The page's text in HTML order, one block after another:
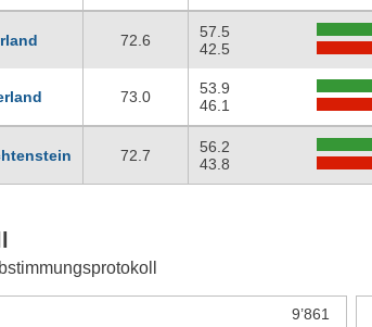
72.6
57.5
42.5
73.0
53.9
46.1
72.7
56.2
43.8
9’861